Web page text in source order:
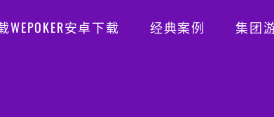
WEPOKER安卓下载 经典案例 集团